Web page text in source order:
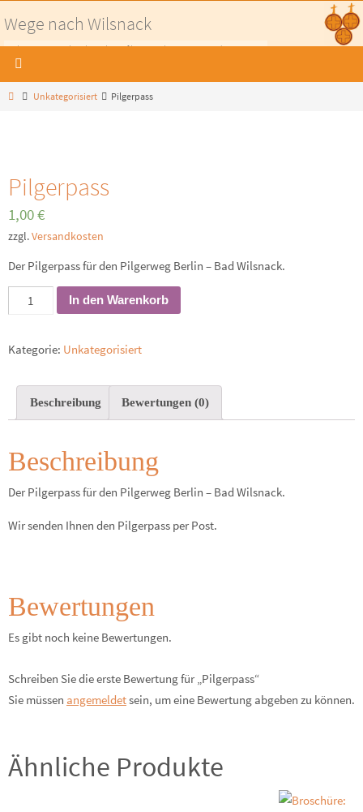
Inhalt
springen
Wege nach Wilsnack
Pilgerwege nach Wilsnack - Auf historischen Wegen in die Prignitz
HomeUnkategorisiert Pilgerpass
Pilgerpass
1,00€
zzgl.Versandkosten
Der Pilgerpass für den Pilgerweg Berlin – Bad Wilsnack.
Pilgerpass
Menge
In den Warenkorb
Kategorie: Unkategorisiert
Beschreibung Bewertungen (0)
Beschreibung
Der Pilgerpass für den Pilgerweg Berlin – Bad Wilsnack.
Wir senden Ihnen den Pilgerpass per Post.
Bewertungen
Es gibt noch keine Bewertungen.
Schreiben Sie die erste Bewertung für „Pilgerpass“
Sie müssen angemeldetsein, um eine Bewertung abgeben zu können.
Ähnliche Produkte